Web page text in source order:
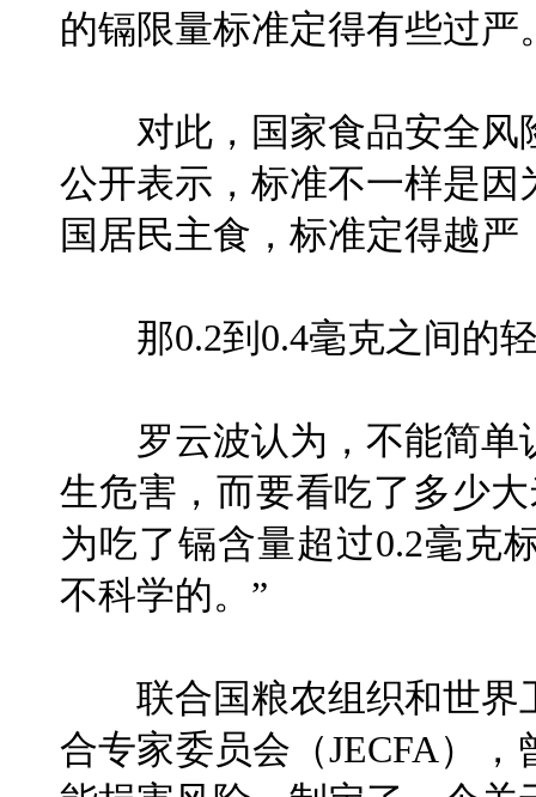
的镉限量标准定得有些过严
对此，国家食品安全风
公开表示，标准不一样是
国居民主食，标准定得越
那0.2到0.4毫克之间的轻
罗云波认为，不能简单
生危害，而要看吃了多少
为吃了镉含量超过0.2毫克
不科学的。”
联合国粮农组织和世界
合专家委员会（JECFA）